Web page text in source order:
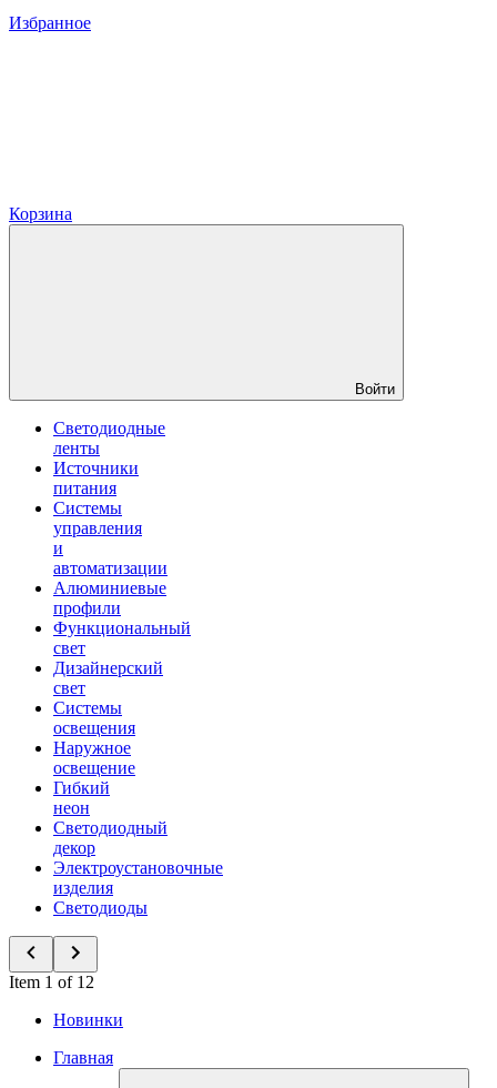
Избранное
Корзина
Войти
Светодиодные
ленты
Источники
питания
Системы
управления
и
автоматизации
Алюминиевые
профили
Функциональный
свет
Дизайнерский
свет
Системы
освещения
Наружное
освещение
Гибкий
неон
Светодиодный
декор
Электроустановочные
изделия
Светодиоды
Item 1 of 12
Новинки
Главная